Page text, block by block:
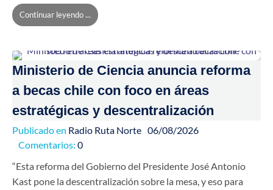
Continuar leyendo ...
Ministerio de Ciencia anuncia reforma
a becas chile con foco en áreas
estratégicas y descentralización
Publicado en Radio Ruta Norte 06/08/2026
Comentarios: 0
“Esta reforma del Gobierno del Presidente José Antonio
Kast pone la descentralización sobre la mesa, y eso para